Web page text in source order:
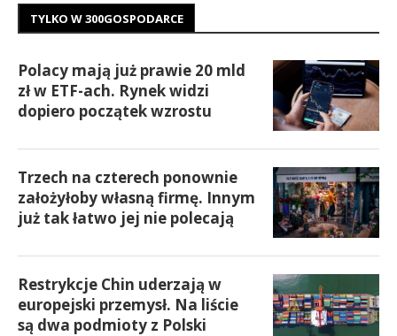
TYLKO W 300GOSPODARCE
Polacy mają już prawie 20 mld
zł w ETF-ach. Rynek widzi
dopiero początek wzrostu
Trzech na czterech ponownie
założyłoby własną firmę. Innym
już tak łatwo jej nie polecają
Restrykcje Chin uderzają w
europejski przemysł. Na liście
są dwa podmioty z Polski